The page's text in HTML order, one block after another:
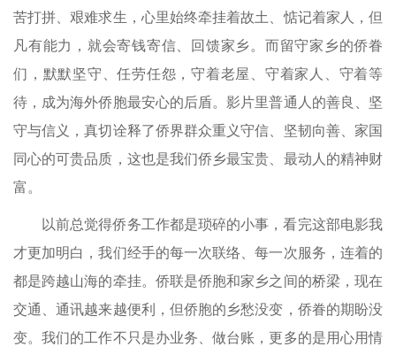
苦打拼、艰难求生，心里始终牵挂着故土、惦记着家人，但
凡有能力，就会寄钱寄信、回馈家乡。而留守家乡的侨眷
们，默默坚守、任劳任怨，守着老屋、守着家人、守着等
待，成为海外侨胞最安心的后盾。影片里普通人的善良、坚
守与信义，真切诠释了侨界群众重义守信、坚韧向善、家国
同心的可贵品质，这也是我们侨乡最宝贵、最动人的精神财
富。
以前总觉得侨务工作都是琐碎的小事，看完这部电影我
才更加明白，我们经手的每一次联络、每一次服务，连着的
都是跨越山海的牵挂。侨联是侨胞和家乡之间的桥梁，现在
交通、通讯越来越便利，但侨胞的乡愁没变，侨眷的期盼没
变。我们的工作不只是办业务、做台账，更多的是用心用情